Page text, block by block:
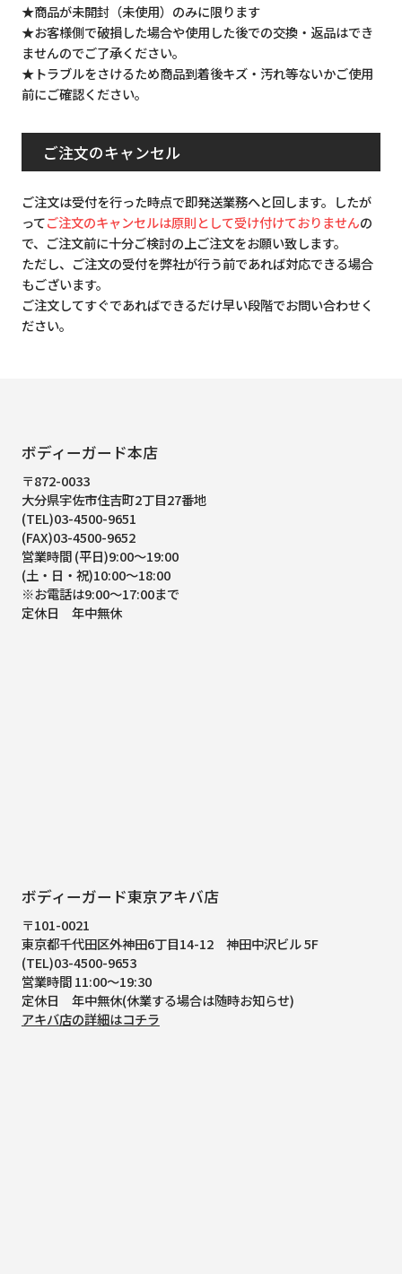
★商品が未開封（未使用）のみに限ります
★お客様側で破損した場合や使用した後での交換・返品はでき
ませんのでご了承ください。
★トラブルをさけるため商品到着後キズ・汚れ等ないかご使用
前にご確認ください。
ご注文のキャンセル
ご注文は受付を行った時点で即発送業務へと回します。したが
ってご注文のキャンセルは原則として受け付けておりませんの
で、ご注文前に十分ご検討の上ご注文をお願い致します。
ただし、ご注文の受付を弊社が行う前であれば対応できる場合
もございます。
ご注文してすぐであればできるだけ早い段階でお問い合わせく
ださい。
ボディーガード本店
〒872-0033
大分県宇佐市住吉町2丁目27番地
(TEL)03-4500-9651
(FAX)03-4500-9652
営業時間 (平日)9:00～19:00
(土・日・祝)10:00～18:00
※お電話は9:00～17:00まで
定休日 年中無休
ボディーガード東京アキバ店
〒101-0021
東京都千代田区外神田6丁目14-12 神田中沢ビル 5F
(TEL)03-4500-9653
営業時間 11:00～19:30
定休日 年中無休(休業する場合は随時お知らせ)
アキバ店の詳細はコチラ